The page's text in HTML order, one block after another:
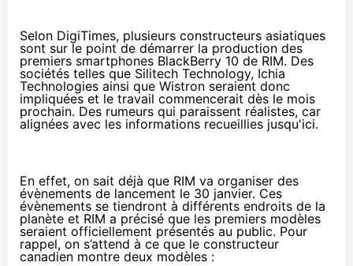
Selon DigiTimes, plusieurs constructeurs asiatiques
sont sur le point de démarrer la production des
premiers smartphones BlackBerry 10 de RIM. Des
sociétés telles que Silitech Technology, Ichia
Technologies ainsi que Wistron seraient donc
impliquées et le travail commencerait dès le mois
prochain. Des rumeurs qui paraissent réalistes, car
alignées avec les informations recueillies jusqu'ici.
En effet, on sait déjà que RIM va organiser des
évènements de lancement le 30 janvier. Ces
évènements se tiendront à différents endroits de la
planète et RIM a précisé que les premiers modèles
seraient officiellement présentés au public. Pour
rappel, on s’attend à ce que le constructeur
canadien montre deux modèles :